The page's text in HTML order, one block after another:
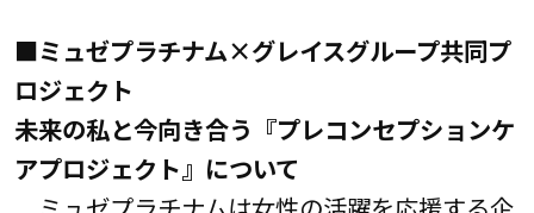
■ミュゼプラチナム×グレイスグループ共同プ
ロジェクト
未来の私と今向き合う『プレコンセプションケ
アプロジェクト』について